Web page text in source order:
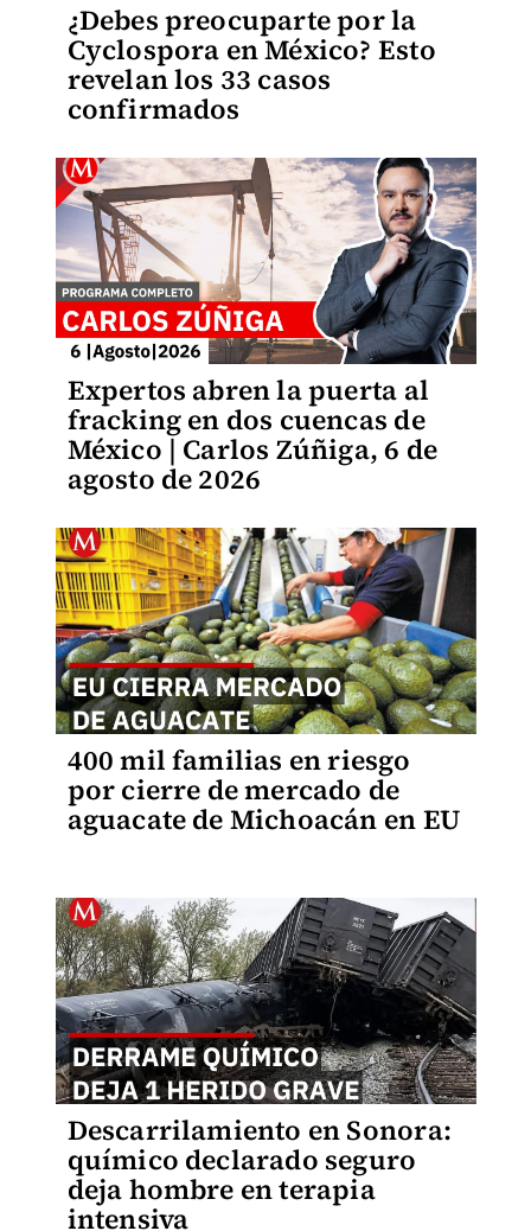
¿Debes preocuparte por la
Cyclospora en México? Esto
revelan los 33 casos
confirmados
Expertos abren la puerta al
fracking en dos cuencas de
México | Carlos Zúñiga, 6 de
agosto de 2026
400 mil familias en riesgo
por cierre de mercado de
aguacate de Michoacán en EU
Descarrilamiento en Sonora:
químico declarado seguro
deja hombre en terapia
intensiva